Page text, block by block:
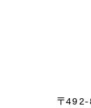
〒